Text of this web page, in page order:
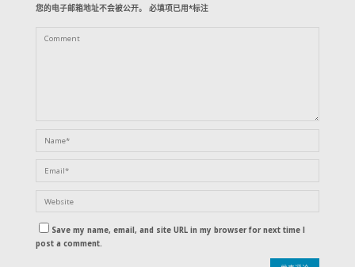
您的电子邮箱地址不会被公开。 必填项已用*标注
Save my name, email, and site URL in my browser for next time I
post a comment.